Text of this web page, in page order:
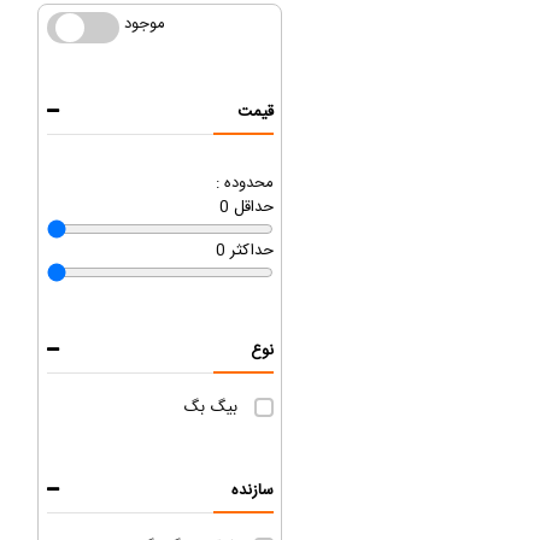
موجود موجود
قیمت
محدوده :
0 حداقل
0 حداکثر
نوع
بیگ بگ
سازنده